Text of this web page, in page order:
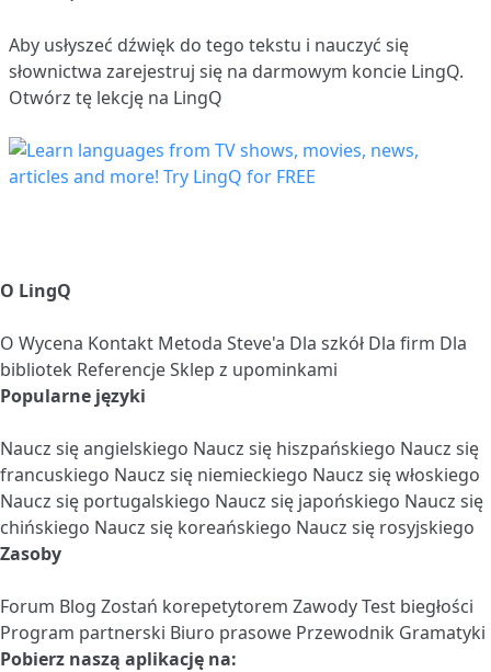
Aby usłyszeć dźwięk do tego tekstu i nauczyć się
słownictwa zarejestruj się na darmowym koncie LingQ.
Otwórz tę lekcję na LingQ
O LingQ
O Wycena Kontakt Metoda Steve'a Dla szkół Dla firm Dla
bibliotek ReferencjeSklep z upominkami
Popularne języki
Naucz się angielskiego Naucz się hiszpańskiego Naucz się
francuskiego Naucz się niemieckiego Naucz się włoskiego
Naucz się portugalskiego Naucz się japońskiego Naucz się
chińskiego Naucz się koreańskiego Naucz się rosyjskiego
Zasoby
Forum Blog Zostań korepetytorem ZawodyTest biegłości
Program partnerski Biuro prasowe Przewodnik Gramatyki
Pobierz naszą aplikację na: